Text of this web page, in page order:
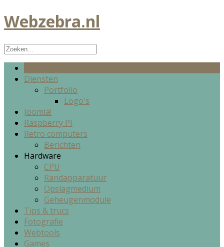
Webzebra.nl
Diensten
Portfolio
Logo's
Joomla!
Raspberry PI
Retro computers
Berichten
Hardware
CPU
Randapparatuur
Opslagmedium
Geheugenmodule
Tips & trucs
Fotografie
Webtools
Games